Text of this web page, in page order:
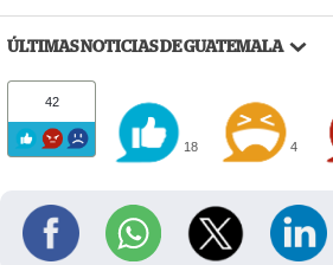
ÚLTIMAS NOTICIAS DE GUATEMALA
42
18 4